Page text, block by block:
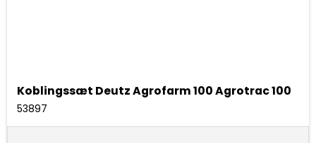
Koblingssæt Deutz Agrofarm 100 Agrotrac 100
53897